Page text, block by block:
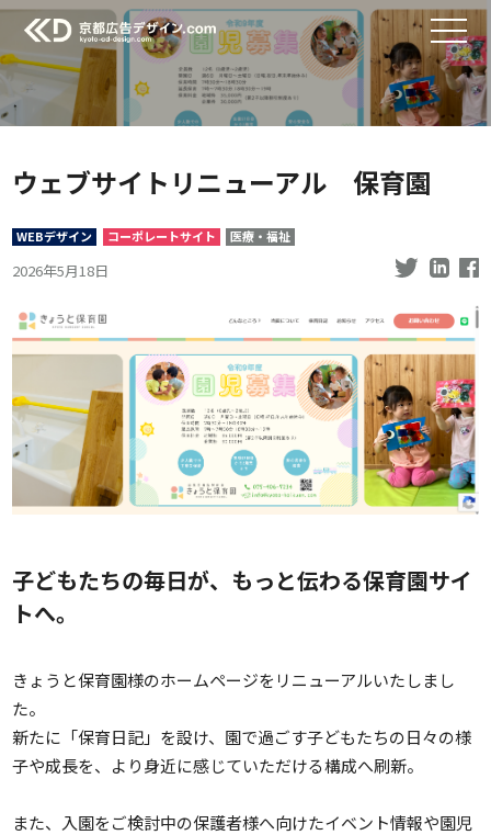
ウェブサイトリニューアル 保育園
WEBデザイン コーポレートサイト 医療・福祉
2026年5月18日
子どもたちの毎日が、もっと伝わる保育園サイ
トへ。
きょうと保育園様のホームページをリニューアルいたしまし
た。
新たに「保育日記」を設け、園で過ごす子どもたちの日々の様
子や成長を、より身近に感じていただける構成へ刷新。
また、入園をご検討中の保護者様へ向けたイベント情報や園児